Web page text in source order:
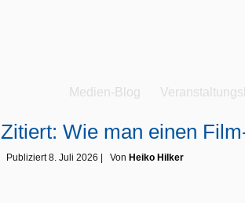
Medien-Blog
Zitiert: Wie man einen
Publiziert 8. Juli 2026 Von Heiko Hilker